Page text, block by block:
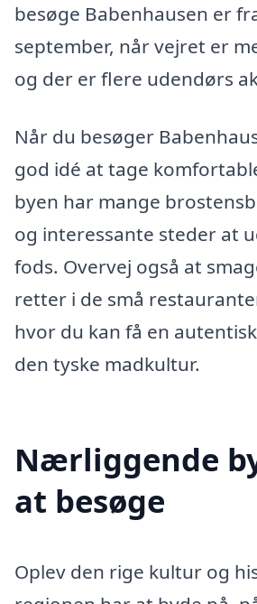
besøge Babenhausen er
september, når vejret er
og der er flere udendørs
Når du besøger
god idé at tage
byen har mange
og interessante steder at
fods. Overvej også at
retter i de små
hvor du kan få en
den tyske madkultur.
Nærliggende
at besøge
Oplev den rige kultur og